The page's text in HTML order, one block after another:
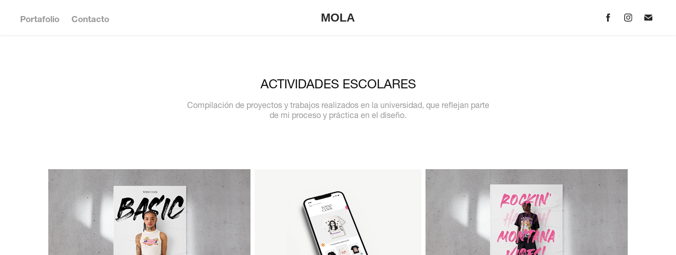
Portafolio Contacto MOLA
ACTIVIDADES ESCOLARES
Compilación de proyectos y trabajos realizados en la universidad, que reflejan parte
de mi proceso y práctica en el diseño.